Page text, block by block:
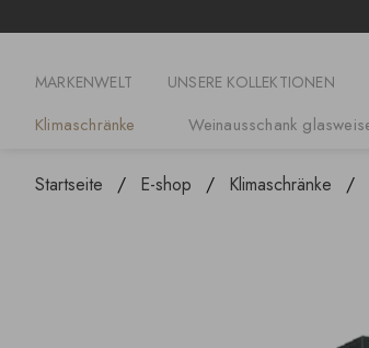
MARKENWELT UNSERE KOLLEKTIONEN
Klimaschränke Weinausschank
Startseite E-shop Klimaschränke